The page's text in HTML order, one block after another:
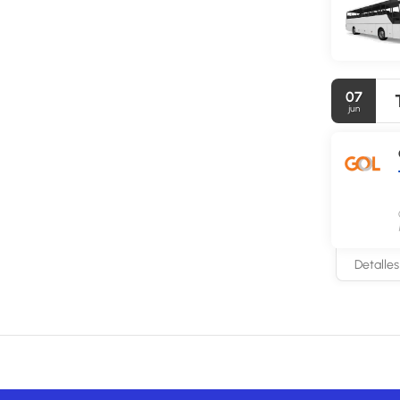
Tendrás
En este
07
jun
Detalles